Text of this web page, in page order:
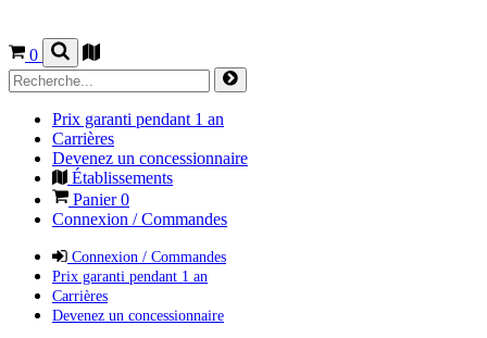
0
Prix garanti pendant 1 an
Carrières
Devenez un concessionnaire
Établissements
Panier0
Connexion / Commandes
Connexion / Commandes
Prix garanti pendant 1 an
Carrières
Devenez un concessionnaire